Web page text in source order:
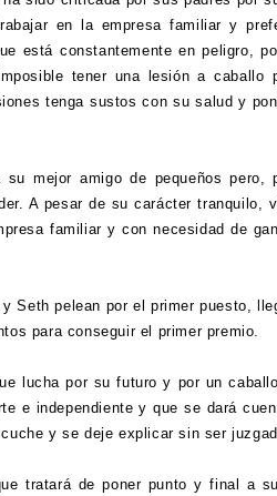
en la empresa familiar y
está constantemente en peligro,
tener una lesión a caballo
tenga sustos con su salud y
mejor amigo de pequeños pero,
A pesar de su carácter tranquilo,
familiar y con necesidad de
Seth pelean por el primer puesto,
para conseguir el primer premio.
lucha por su futuro y por un
e independiente y que se dará
y se deje explicar sin ser
tratará de poner punto y final a